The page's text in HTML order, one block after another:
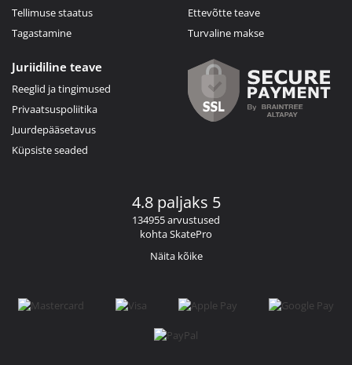
Tellimuse staatus
Tagastamine
Ettevõtte teave
Turvaline makse
Juriidiline teave
Reeglid ja tingimused
Privaatsuspoliitika
Juurdepääsetavus
Küpsiste seaded
4.8 paljaks 5
134955 arvustused
kohta SkatePro
Näita kõike